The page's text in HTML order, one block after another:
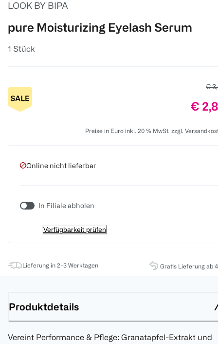
LOOK BY BIPA
pure Moisturizing Eyelash Serum
1 Stück
€
€
Preise in Euro inkl. 20 % MwSt. zzgl.
Online nicht lieferbar
In Filiale abholen
Verfügbarkeit prüfen
Lieferung in 2-3 Werktagen Gratis Lieferung ab
Produktdetails
Vereint Performance & Pflege: Granatapfel-Extrakt und